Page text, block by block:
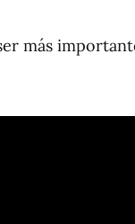
más